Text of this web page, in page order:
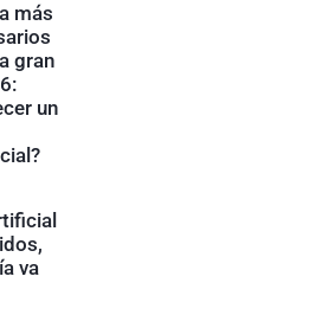
más
gran
un
va